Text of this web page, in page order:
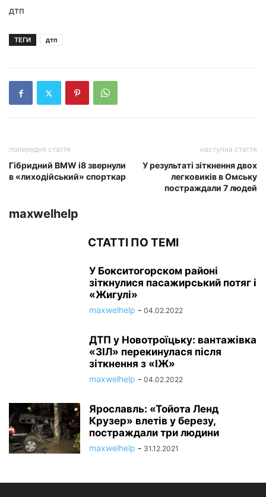
дтп
ТЕГИ дтп
попередня стаття
Гібридний BMW i8 звернули
в «лиходійський» спорткар
наступна стаття
У результаті зіткнення двох
легковиків в Омську
постраждали 7 людей
maxwelhelp
СТАТТІ ПО ТЕМІ
У Бокситогорском районі
зіткнулися пасажирський потяг і
«Жигулі»
maxwelhelp - 04.02.2022
ДТП у Новотроїцьку: вантажівка
«ЗІЛ» перекинулася після
зіткнення з «ІЖ»
maxwelhelp - 04.02.2022
Ярославль: «Тойота Ленд
Крузер» влетів у березу,
постраждали три людини
maxwelhelp - 31.12.2021